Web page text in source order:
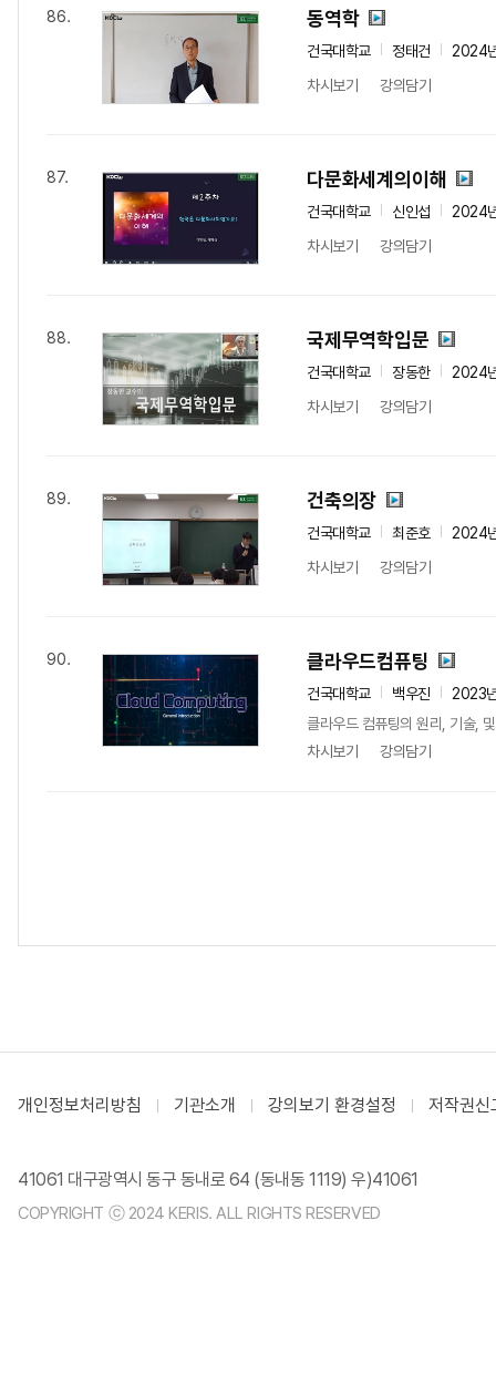
86. 동역학
건국대학교 정태건
2024
차시보기
강의담기
87. 다문화세계의이해
건국대학교 신인섭
2024
차시보기
강의담기
88. 국제무역학입문
건국대학교 장동한
2024
차시보기
강의담기
89. 건축의장
건국대학교 최준호
2024
차시보기
강의담기
90. 클라우드컴퓨팅
건국대학교 백우진
2023
클라우드 컴퓨팅의 원리, 기술,
차시보기
강의담기
개인정보처리방침 기관소개 강의보기 환경설정 저작권신
41061 대구광역시 동구 동내로 64 (동내동 1119) 우)41061
COPYRIGHT ⓒ 2024 KERIS. ALL RIGHTS RESERVED